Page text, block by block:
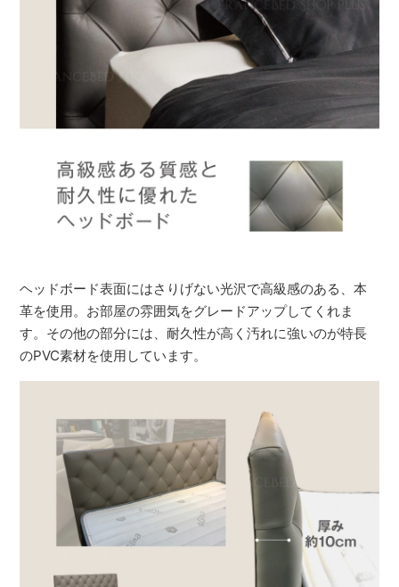
ヘッドボード表面にはさりげない光沢で高級感のある、本
革を使用。お部屋の雰囲気をグレードアップしてくれま
す。その他の部分には、耐久性が高く汚れに強いのが特長
のPVC素材を使用しています。